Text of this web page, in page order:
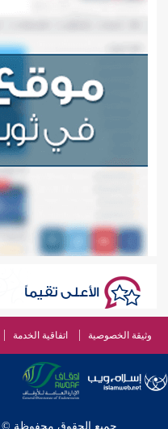
الأعلى تقيماً
وثيقة الخصوصية اتفاقية الخدمة
جميع الحقوق محفوظة © 2026 - 1998 لشبكة إسلام ويب